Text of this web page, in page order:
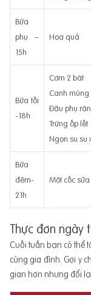
Bữa
phụ –
15h
Hoa quả
Bữa tối
-18h
Cơm 2 bát
Canh
Đậu phụ rán
Trứng ốp lết
Ngọn su su
Bữa
đêm-
21h
Một cốc
Thực đơn ngày
Cuối tuần bạn có thể
cùng gia đình. Gợi y
gian hơn nhưng đổi